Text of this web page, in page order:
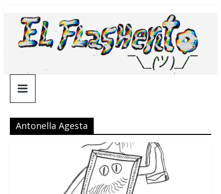
contenido
¯\_(ツ)_/
¯
Antonella Agesta